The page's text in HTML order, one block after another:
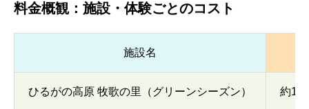
料金概観：施設・体験ごとのコスト
施設名
ひるがの高原 牧歌の里（グリーンシーズン） 約